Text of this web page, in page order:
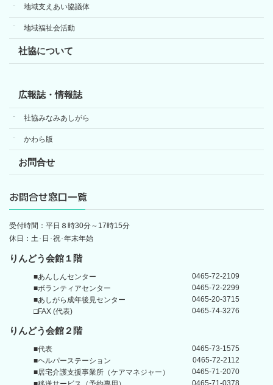
地域支えあい協議体
地域福祉会活動
社協について
広報誌・情報誌
社協みなみあしがら
かわら版
お問合せ
お問合せ窓口一覧
受付時間：平日８時30分～17時15分
休日：土･日･祝･年末年始
りんどう会館１階
■あんしんセンター
0465-72-2109
■ボランティアセンター
0465-72-2299
■あしがら成年後見センター
0465-20-3715
□FAX (代表)
0465-74-3276
りんどう会館 ２階
■代表
0465-73-1575
■ヘルパーステーション
0465-72-2112
■居宅介護支援事業所 （ケアマネジャー）
0465-71-2070